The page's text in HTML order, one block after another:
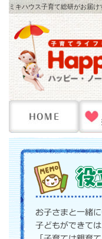
ミキハウス子育て総研がお届